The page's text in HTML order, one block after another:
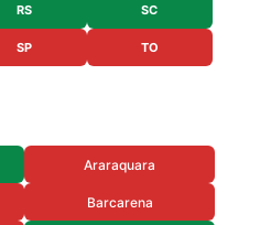
RS SC
SP TO
Araraquara
Barcarena